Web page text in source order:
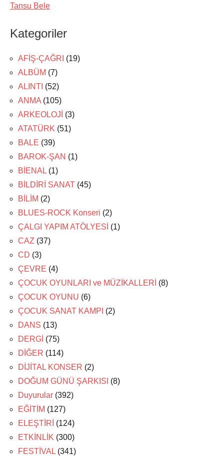
Tansu Bele
Kategoriler
AFİŞ-ÇAĞRI (19)
ALBÜM (7)
ALINTI (52)
ANMA (105)
ARKEOLOJİ (3)
ATATÜRK (51)
BALE (39)
BAROK-ŞAN (1)
BİENAL (1)
BİLDİRİ SANAT (45)
BİLİM (2)
BLUES-ROCK Konseri (2)
ÇALGI YAPIM ATÖLYESİ (1)
CAZ (37)
CD (3)
ÇEVRE (4)
ÇOCUK OYUNLARI ve MÜZİKALLERİ (8)
ÇOCUK OYUNU (6)
ÇOCUK SANAT KAMPI (2)
DANS (13)
DERGİ (75)
DİĞER (114)
DİJİTAL KONSER (2)
DOĞUM GÜNÜ ŞARKISI (8)
Duyurular (392)
EĞİTİM (127)
ELEŞTİRİ (124)
ETKİNLİK (300)
FESTİVAL (341)